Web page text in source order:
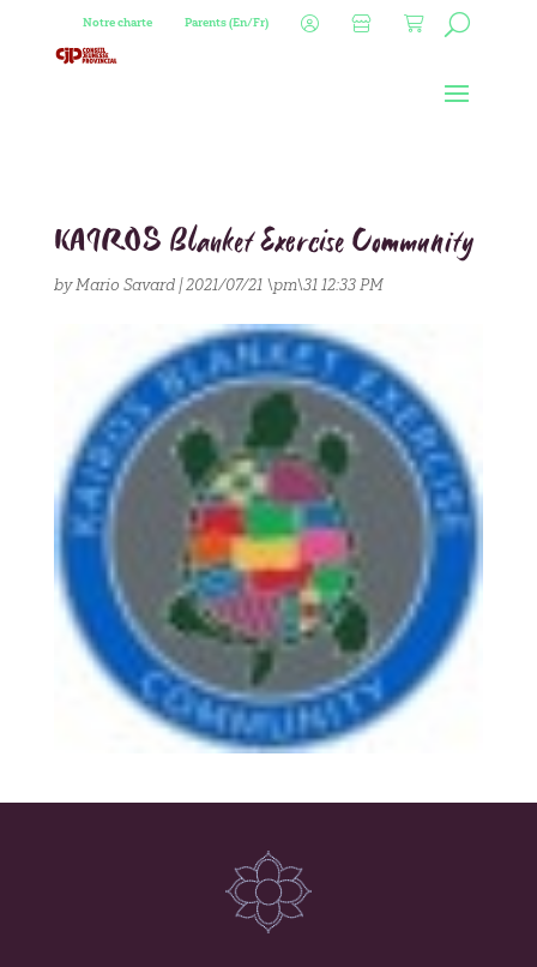
Notre charte Parents (En/Fr)
KAIROS Blanket Exercise Community
byMario Savard|2021/07/21 \pm\31 12:33 PM